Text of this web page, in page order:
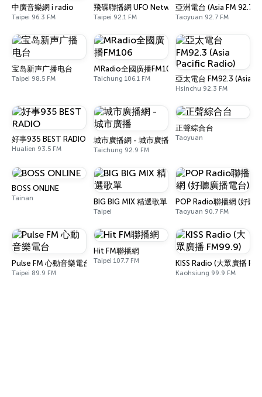
中廣音樂網 i radio
Taipei 96.3 FM
飛碟聯播網 UFO Network
Taipei 92.1 FM
亞洲電台 (Asia FM 92.7)
Taoyuan 92.7 FM
宝岛新声广播电台
Taipei 98.5 FM
MRadio全國廣播FM106
Taichung 106.1 FM 亞太電台 FM92.3 (Asia
Hsinchu 92.3 FM
好事935 BEST RADIO
Hualien 93.5 FM
城市廣播網 - 城市廣播
Taichung 92.9 FM
正聲綜合台
Taoyuan
BOSS ONLINE
Tainan BIG BIG MIX 精選歌單
Taipei
POP Radio聯播網 (好聽
Taoyuan 90.7 FM
Pulse FM 心動音樂電台
Taipei 89.9 FM
Hit FM聯播網
Taipei 107.7 FM KISS Radio (大眾廣播
Kaohsiung 99.9 FM